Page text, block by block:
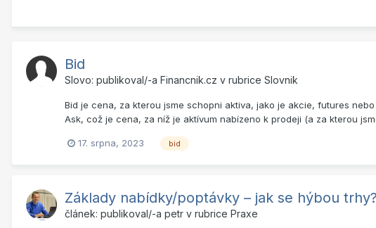
Bid
Slovo: publikoval/-a Financnik.cz v rubrice Slovnik
Bid je cena, za kterou jsme schopni aktiva, jako je akcie, futures
Ask, což je cena, za níž je aktívum nabízeno k prodeji (a za kterou
17. srpna, 2023 bid
Základy nabídky/poptávky – jak se hýbou trhy?
článek: publikoval/-a petr v rubrice Praxe